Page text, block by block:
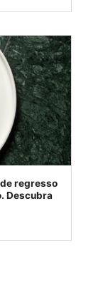
regresso
Descubra